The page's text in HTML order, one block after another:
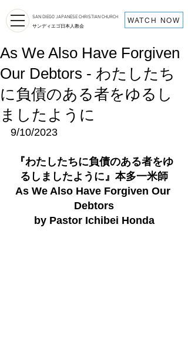
SAN DIEGO JAPANESE CHRISTIAN CHURCH
サンディエゴ日本人教会
WATCH NOW
As We Also Have Forgiven
Our Debtors - わたしたち
に負債のある者をゆるし
ましたように
9/10/2023
『わたしたちに負債のある者をゆ
るしましたように』 本多一米師
As We Also Have Forgiven Our
Debtors
by Pastor Ichibei Honda